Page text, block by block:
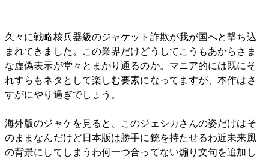
久々に戦略核兵器級のジャケット詐欺が我が国へと撃ち込
まれてきました。この業界だけどうしてこうもあからさま
な虚偽表示が堂々とまかり通るのか。マニア的には既にそ
れすらもネタとして楽しむ要素になってますが、本作はさ
すがにやり過ぎでしょう。
海外版のジャケを見ると、このジェシカさんの姿だけはそ
のままなんだけど日本版は勝手に銃を持たせるわ近未来風
の背景にしてしまうわ何一つ合ってない煽り文句を追加し